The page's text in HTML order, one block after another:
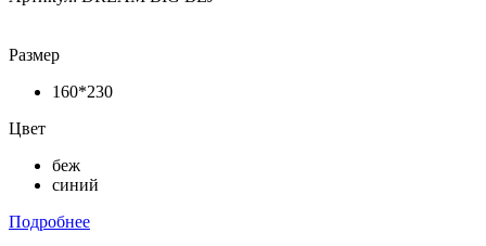
Размер
160*230
Цвет
беж
синий
Подробнее